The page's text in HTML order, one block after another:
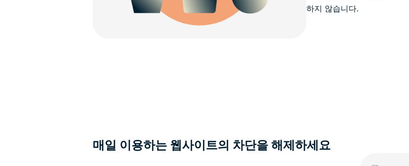
하지 않습니다.
매일 이용하는 웹사이트의 차단을 해제하세요